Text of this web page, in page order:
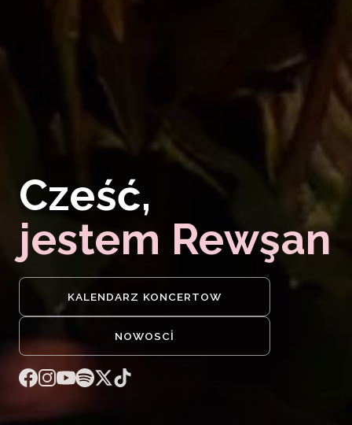
Cześć,
jestem Rewşan
KALENDARZ KONCERTOW
NOWOSCI